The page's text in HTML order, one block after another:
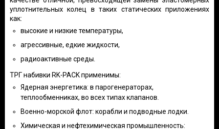
уплотнительных колец в таких статических приложениях
как:
высокие и низкие температуры,
агрессивные, едкие жидкости,
радиоактивные среды.
ТРГ набивки RK-PACK применимы:
Ядерная энергетика: в парогенераторах,
теплообменниках, во всех типах клапанов.
Военно-морской флот: корабли и подводные лодки.
Химическая и нефтехимическая промышленность: